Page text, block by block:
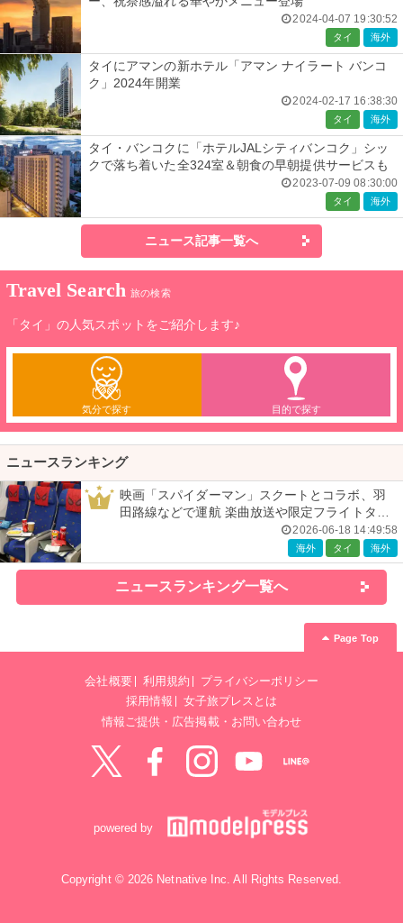
2024-04-07 19:30:52
タイ 海外
タイにアマンの新ホテル「アマン ナイラート バンコ
ク」2024年開業
2024-02-17 16:38:30
タイ 海外
タイ・バンコクに「ホテルJALシティバンコク」シッ
クで落ち着いた全324室＆朝食の早朝提供サービスも
2023-07-09 08:30:00
タイ 海外
ニュース記事一覧へ
Travel Search 旅の検索
「タイ」の人気スポットをご紹介します♪
気分で探す 目的で探す
ニュースランキング
1
映画「スパイダーマン」スクートとコラボ、羽
田路線などで運航 楽曲放送や限定フライトタグ
2026-06-18 14:49:58
海外 タイ 海外
ニュースランキング一覧へ
Page Top
会社概要 利用規約
プライバシーポリシー
採用情報
女子旅プレスとは
情報ご提供・広告掲載・お問い合わせ
powered by
Copyright © 2026 Netnative Inc. All Rights Reserved.